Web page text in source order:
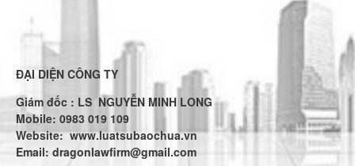
ĐẠI DIỆN CÔNG TY
Giám đốc : LS NGUYỄN MINH LONG
Mobile: 0983 019 109
Website:www.luatsubaochua.vn
Email: dragonlawfirm@gmail.com